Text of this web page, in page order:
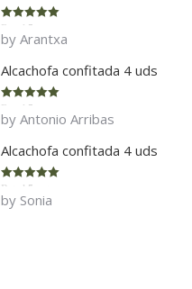
Rated 5
of 5
by Arantxa
Alcachofa confitada 4 uds
Rated 5
of 5
by Antonio Arribas
Alcachofa confitada 4 uds
Rated 5
of 5
by Sonia